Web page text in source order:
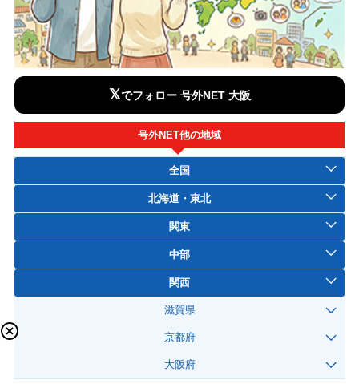
𝕏でフォロー 号外NET 大阪
号外NET他の地域
全国
北海道・東北
関東
中部
関西
滋賀県
京都府
大阪府